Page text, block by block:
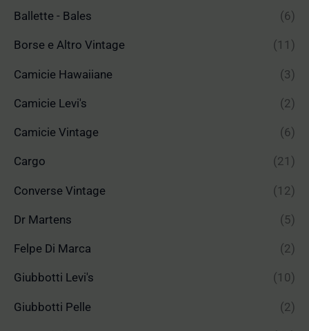
Ballette - Bales (6)
Borse e Altro Vintage (11)
Camicie Hawaiiane (3)
Camicie Levi's (2)
Camicie Vintage (6)
Cargo (21)
Converse Vintage (12)
Dr Martens (5)
Felpe Di Marca (2)
Giubbotti Levi's (10)
Giubbotti Pelle (2)